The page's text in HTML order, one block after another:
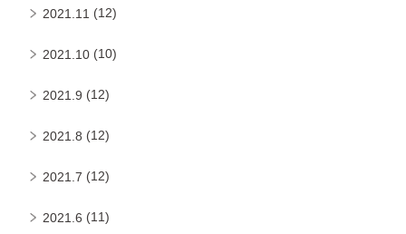
2021.11 (12)
2021.10 (10)
2021.9 (12)
2021.8 (12)
2021.7 (12)
2021.6 (11)